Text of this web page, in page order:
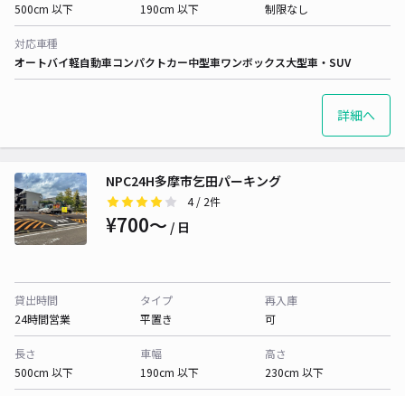
500cm 以下
190cm 以下
制限なし
対応車種
オートバイ軽自動車コンパクトカー中型車ワンボックス大型車・SUV
詳細へ
NPC24H多摩市乞田パーキング
4/ 2件
¥700〜 / 日
貸出時間
24時間営業
タイプ
平置き
再入庫
可
長さ
500cm 以下
車幅
190cm 以下
高さ
230cm 以下